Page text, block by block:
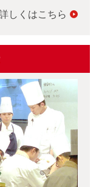
しくはこちら